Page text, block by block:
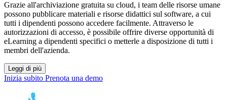
Grazie all'archiviazione gratuita su cloud, i team delle risorse umane
possono pubblicare materiali e risorse didattici sul software, a cui
tutti i dipendenti possono accedere facilmente. Attraverso le
autorizzazioni di accesso, è possibile offrire diverse opportunità di
eLearning a dipendenti specifici o metterle a disposizione di tutti i
membri dell'azienda.
Leggi di più
Inizia subito Prenota una demo